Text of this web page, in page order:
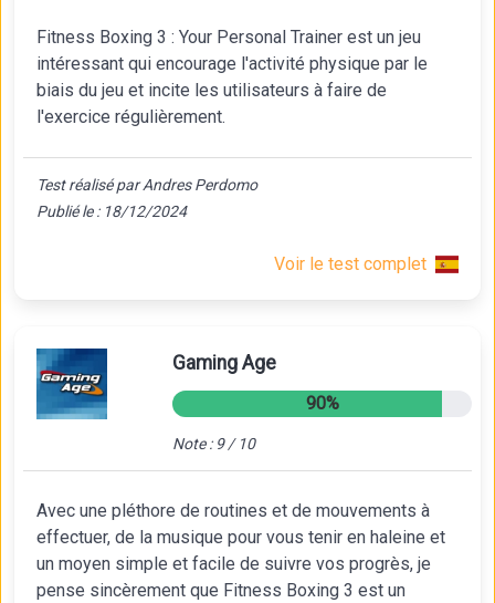
Fitness Boxing 3 : Your Personal Trainer est un jeu
intéressant qui encourage l'activité physique par le
biais du jeu et incite les utilisateurs à faire de
l'exercice régulièrement.
Test réalisé par Andres Perdomo
Publié le : 18/12/2024
Voir le test complet
Gaming Age
90%
Note : 9 / 10
Avec une pléthore de routines et de mouvements à
effectuer, de la musique pour vous tenir en haleine et
un moyen simple et facile de suivre vos progrès, je
pense sincèrement que Fitness Boxing 3 est un